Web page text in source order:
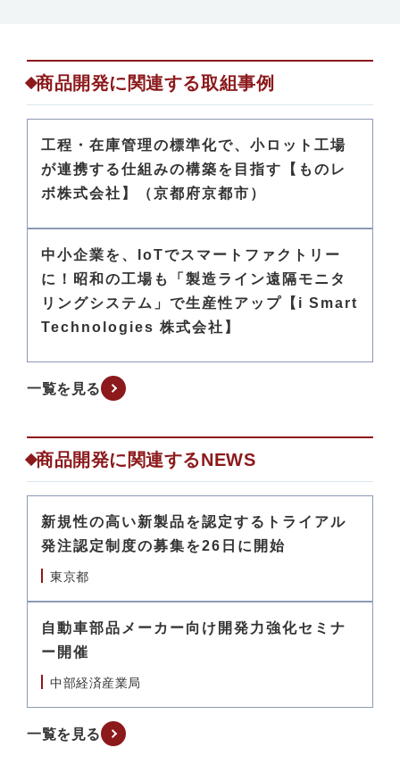
商品開発に関連する取組事例
工程・在庫管理の標準化で、小ロット工場
が連携する仕組みの構築を目指す【ものレ
ボ株式会社】（京都府京都市）
中小企業を、IoTでスマートファクトリー
に！昭和の工場も「製造ライン遠隔モニタ
リングシステム」で生産性アップ【i Smart
Technologies 株式会社】
一覧を見る
商品開発に関連するNEWS
新規性の高い新製品を認定するトライアル
発注認定制度の募集を26日に開始
東京都
自動車部品メーカー向け開発力強化セミナ
ー開催
中部経済産業局
一覧を見る